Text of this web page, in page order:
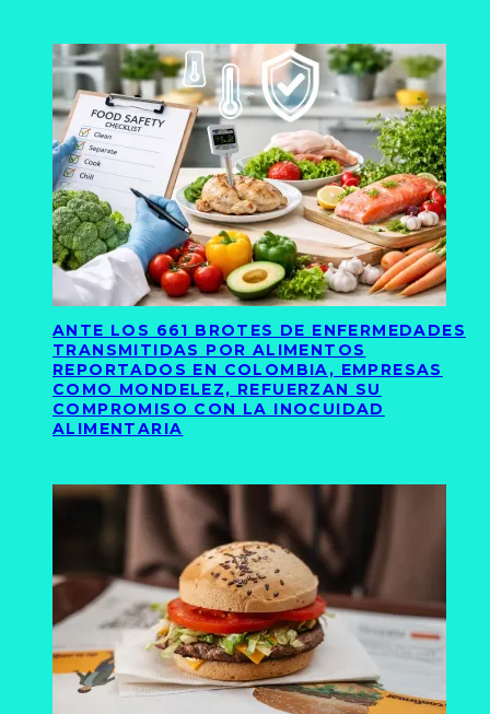
ANTE LOS 661 BROTES DE ENFERMEDADES
TRANSMITIDAS POR ALIMENTOS
REPORTADOS EN COLOMBIA, EMPRESAS
COMO MONDELEZ, REFUERZAN SU
COMPROMISO CON LA INOCUIDAD
ALIMENTARIA